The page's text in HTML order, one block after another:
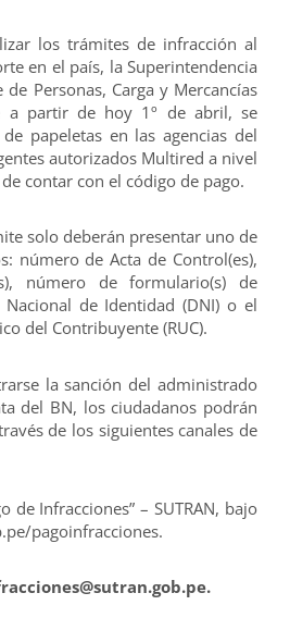
los trámites de infracción al
en el país, la Superintendencia
Personas, Carga y Mercancías
a partir de hoy 1º de abril, se
papeletas en las agencias del
autorizados Multired a nivel
contar con el código de pago.
solo deberán presentar uno de
número de Acta de Control(es),
número de formulario(s) de
de Identidad (DNI) o el
del Contribuyente (RUC).
la sanción del administrado
del BN, los ciudadanos podrán
de los siguientes canales de
de Infracciones” – SUTRAN, bajo
pagoinfracciones.